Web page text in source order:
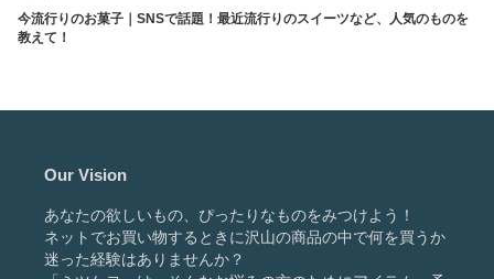
今流行りのお菓子｜SNSで話題！最近流行りのスイーツなど、人気のものを
教えて！
Our Vision
あなたの欲しいもの、ぴったりなものをみつけよう！
ネットでお買い物するときに沢山の商品の中で何を買うか
迷った経験はありませんか？